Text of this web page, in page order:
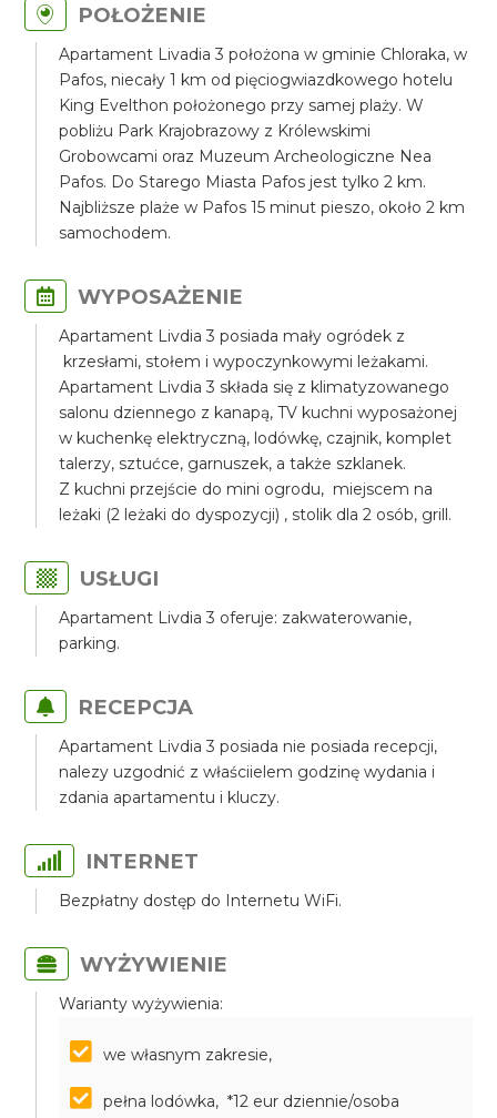
POŁOŻENIE
Apartament Livadia 3 położona w gminie Chloraka, w
Pafos, niecały 1 km od pięciogwiazdkowego hotelu
King Evelthon położonego przy samej plaży. W
pobliżu Park Krajobrazowy z Królewskimi
Grobowcami oraz Muzeum Archeologiczne Nea
Pafos. Do Starego Miasta Pafos jest tylko 2 km.
Najbliższe plaże w Pafos 15 minut pieszo, około 2 km
samochodem.
WYPOSAŻENIE
Apartament Livdia 3 posiada mały ogródek z
krzesłami, stołem i wypoczynkowymi leżakami.
Apartament Livdia 3 składa się z klimatyzowanego
salonu dziennego z kanapą, TV kuchni wyposażonej
w kuchenkę elektryczną, lodówkę, czajnik, komplet
talerzy, sztućce, garnuszek, a także szklanek.
Z kuchni przejście do mini ogrodu, miejscem na
leżaki (2 leżaki do dyspozycji) , stolik dla 2 osób, grill.
USŁUGI
Apartament Livdia 3 oferuje: zakwaterowanie,
parking.
RECEPCJA
Apartament Livdia 3 posiada nie posiada recepcji,
nalezy uzgodnić z właściielem godzinę wydania i
zdania apartamentu i kluczy.
INTERNET
Bezpłatny dostęp do Internetu WiFi.
WYŻYWIENIE
Warianty wyżywienia:
we własnym zakresie,
pełna lodówka, *12 eur dziennie/osoba